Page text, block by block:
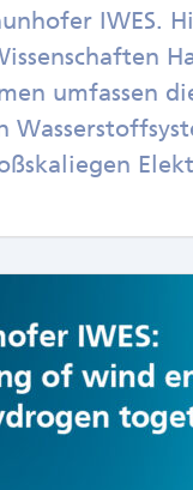
IWES.
umfassen